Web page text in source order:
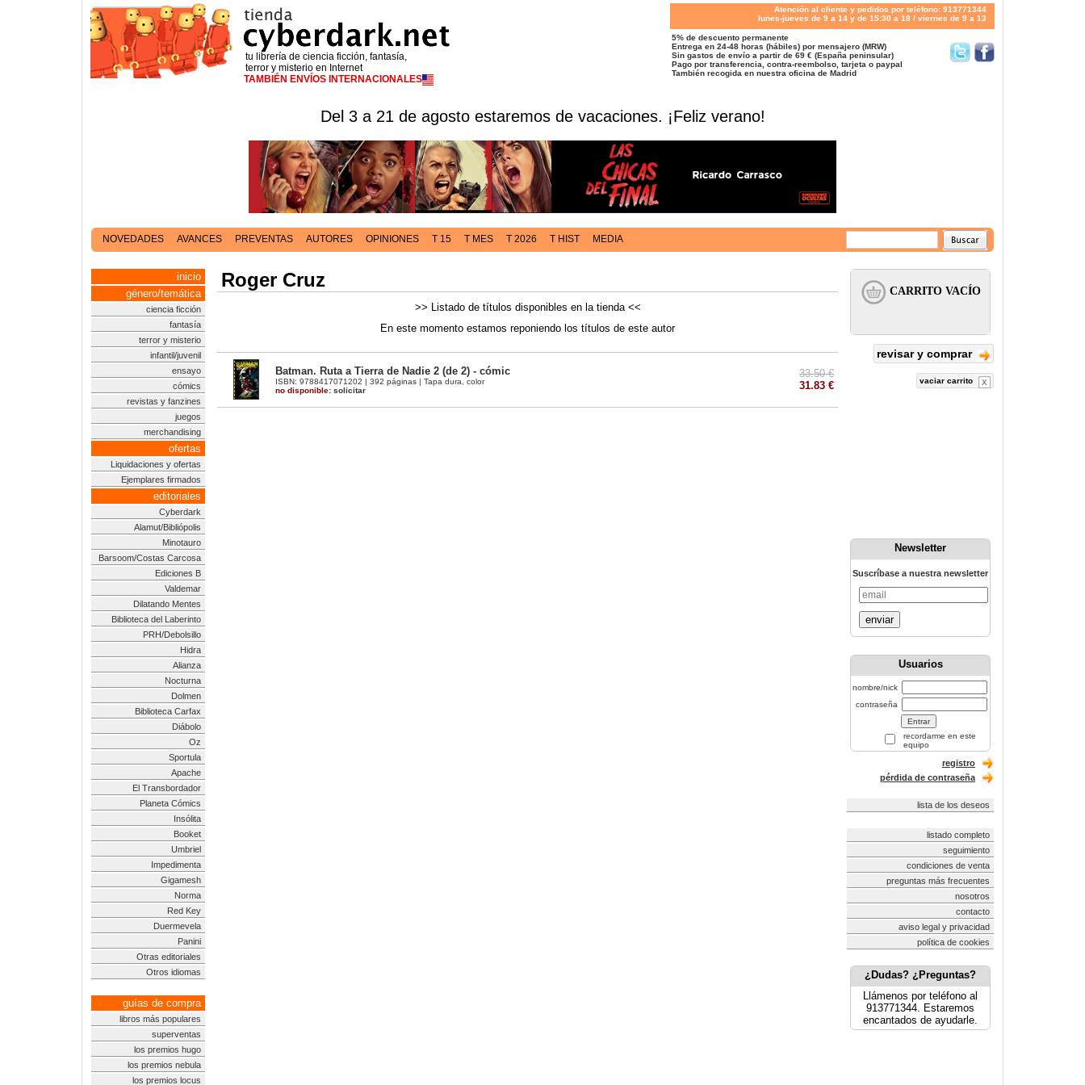
tu librería de ciencia ficción, fantasía,
terror y misterio en Internet
TAMBIÉN ENVÍOS INTERNACIONALES
Atención al cliente y pedidos por teléfono: 913771344
lunes-jueves de 9 a 14 y de 15:30 a 18 / viernes de 9 a 13
5% de descuento permanente
Entrega en 24-48 horas (hábiles) por mensajero (MRW)
Sin gastos de envío a partir de 69 € (España peninsular)
Pago por transferencia, contra-reembolso, tarjeta o paypal
También recogida en nuestra oficina de Madrid
Del 3 a 21 de agosto estaremos de vacaciones. ¡Feliz verano!
NOVEDADES AVANCES PREVENTAS AUTORES OPINIONES T 15 T MES T 2026 T HIST MEDIA
inicio
género/temática
ciencia ficción
fantasía
terror y misterio
infantil/juvenil
ensayo
cómics
revistas y fanzines
juegos
merchandising
ofertas
Liquidaciones y ofertas
Ejemplares firmados
editoriales
Cyberdark
Alamut/Bibliópolis
Minotauro
Barsoom/Costas Carcosa
Ediciones B
Valdemar
Dilatando Mentes
Biblioteca del Laberinto
PRH/Debolsillo
Hidra
Alianza
Nocturna
Dolmen
Biblioteca Carfax
Diábolo
Oz
Sportula
Apache
El Transbordador
Planeta Cómics
Insólita
Booket
Umbriel
Impedimenta
Gigamesh
Norma
Red Key
Duermevela
Panini
Otras editoriales
Otros idiomas
guías de compra
libros más populares
superventas
los premios hugo
los premios nebula
los premios locus
Roger Cruz
>> Listado de títulos disponibles en la tienda <<
En este momento estamos reponiendo los títulos de este autor
Batman. Ruta a Tierra de Nadie 2 (de 2) - cómic
ISBN: 9788417071202 | 392 páginas | Tapa dura, color
no disponible: solicitar
33.50 €
31.83 €
revisar y comprar
vaciar carrito
Newsletter
Suscríbase a nuestra newsletter
enviar
Usuarios
nombre/nick
contraseña
recordarme en este
equipo
registro
pérdida de contraseña
lista de los deseos
listado completo
seguimiento
condiciones de venta
preguntas más frecuentes
nosotros
contacto
aviso legal y privacidad
política de cookies
¿Dudas? ¿Preguntas?
Llámenos por teléfono al
913771344. Estaremos
encantados de ayudarle.